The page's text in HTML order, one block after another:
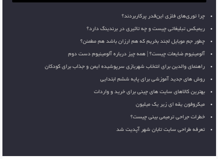
چرا توری‌های فلزی این‌قدر پرکاربردند؟
ریمیکس تبلیغاتی چیست و چه تاثیری در برندینگ دارد؟
چطور جم موبایل لجند بخریم که هم ارزان باشد هم مطمئن؟
آلومینیوم ضایعات چیست؟ | همه چیز درباره آلومینیوم دست دوم
راهنمای والدین برای انتخاب شهربازی سرپوشیده ایمن و جذاب برای کودکان
روش های جدید آموزشی برای پایه ششم ابتدایی
بهترین کالاهای سایت های چینی برای خرید و واردات
میکروفون یقه ای زیر یک میلیون
خطرات جراحی ترمیمی بینی چیست؟
تعرفه طراحی سایت تابان شهر آپدیت شد